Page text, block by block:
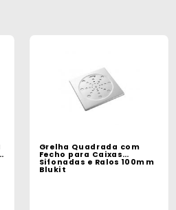
Grelha Quadrada com
Fecho para Caixas
Sifonadas e Ralos 100mm
Blukit